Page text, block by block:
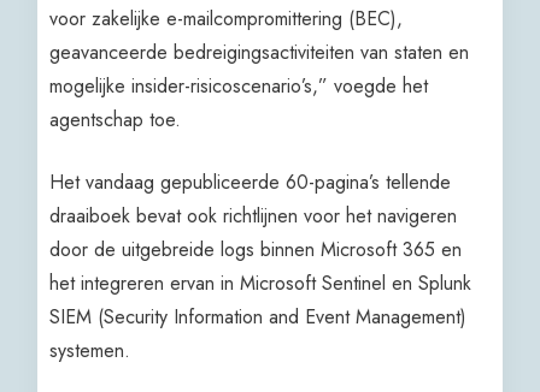
voor zakelijke e-mailcompromittering (BEC),
geavanceerde bedreigingsactiviteiten van staten en
mogelijke insider-risicoscenario’s,” voegde het
agentschap toe.
Het vandaag gepubliceerde 60-pagina’s tellende
draaiboek bevat ook richtlijnen voor het navigeren
door de uitgebreide logs binnen Microsoft 365 en
het integreren ervan in Microsoft Sentinel en Splunk
SIEM (Security Information and Event Management)
systemen.